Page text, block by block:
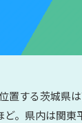
ライドプラン
Ride with GPS セット
置する茨城県
。県内は関東